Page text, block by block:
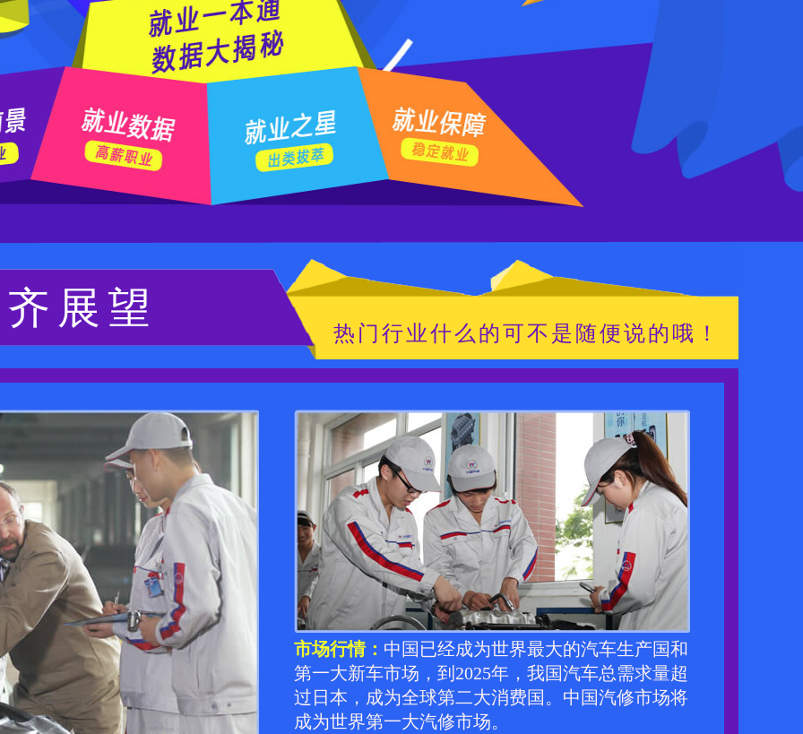
展望
热门行业什么的可不是随便说的哦！
市场行情： 中国已经成为世界最大的汽车生产国和
第一大新车市场，到2025年，我国汽车总需求量超
过日本，成为全球第二大消费国。中国汽修市场将
成为世界第一大汽修市场。